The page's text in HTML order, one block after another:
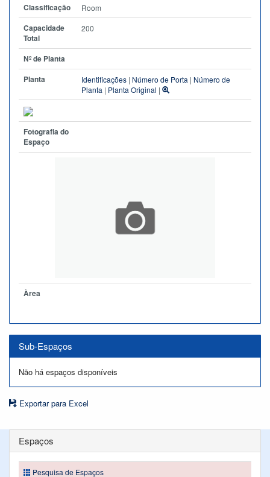
Classificação Room
Capacidade
Total
200
Nº de Planta
Planta
Identificações | Número de Porta | Número de
Planta | Planta Original |
Fotografia do
Espaço
Àrea
Sub-Espaços
Não há espaços disponíveis
Exportar para Excel
Espaços
Pesquisa de Espaços